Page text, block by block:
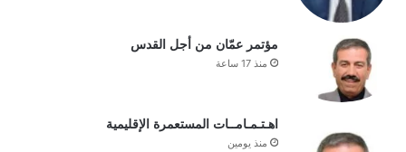
مؤتمر عمّان من أجل القدس
منذ 17 ساعة
اهـتـمـامــات المستعمرة الإقليمية
منذ يومين